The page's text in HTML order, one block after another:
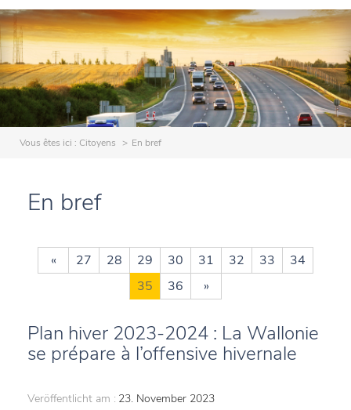
Vous êtes ici : Citoyens En bref
En bref
« 27 28 29 30 31 32 33
34
35
36 »
Plan hiver 2023-2024 : La Wallonie
se prépare à l’offensive hivernale
Veröffentlicht am : 23. November 2023